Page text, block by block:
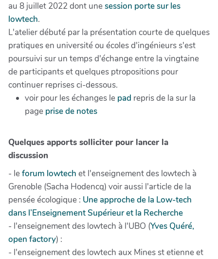
au 8 juillet 2022 dont unesession porte sur les
lowtech.
L'atelier débuté par la présentation courte de quelques
pratiques en université ou écoles d'ingénieurs s'est
poursuivi sur un temps d'échange entre la vingtaine
de participants et quelques ptropositions pour
continuer reprises ci-dessous.
voir pour les échanges le pad repris de la sur la
page prise de notes
Quelques apports solliciter pour lancer la
discussion
- leforum lowtech et l'enseignement des lowtech à
Grenoble (Sacha Hodencq) voir aussi l'article de la
pensée écologique : Une approche de la Low-tech
dans l’Enseignement Supérieur et la Recherche
- l'enseignement des lowtech à l'UBO (Yves Quéré,
open factory) :
- l'enseignement des lowtech aux Mines st etienne et